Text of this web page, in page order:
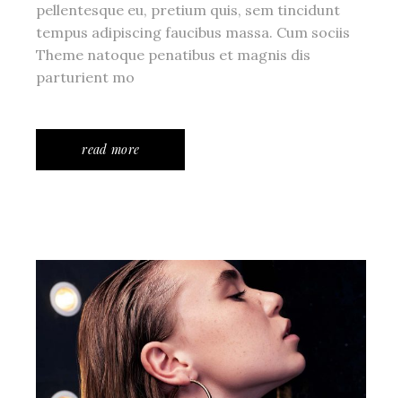
pellentesque eu, pretium quis, sem tincidunt
tempus adipiscing faucibus massa. Cum sociis
Theme natoque penatibus et magnis dis
parturient mo
read more